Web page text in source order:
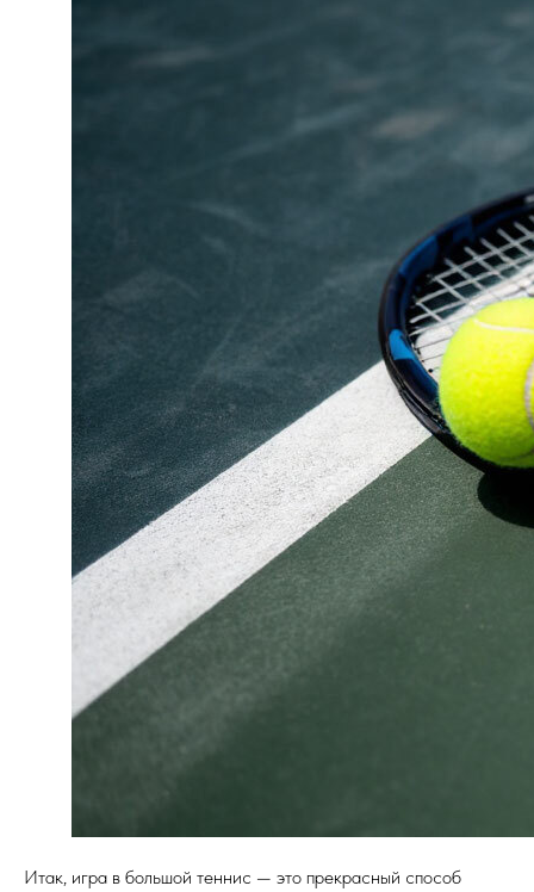
Итак, игра в большой теннис — это прекрасный способ